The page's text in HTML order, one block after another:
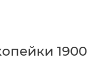
1900